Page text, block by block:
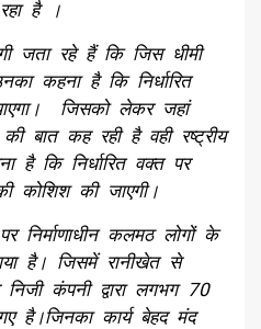
है ।
जता रहे हैं कि जिस धीमी
कहना है कि निर्धारित
जिसको लेकर जहां
बात कह रही है वही रष्ट्रीय
है कि निर्धारित वक्त पर
कोशिश की जाएगी।
निर्माणाधीन कलमठ लोगों के
है। जिसमें रानीखेत से
कंपनी द्वारा लगभग 70
है।जिनका कार्य बेहद मंद